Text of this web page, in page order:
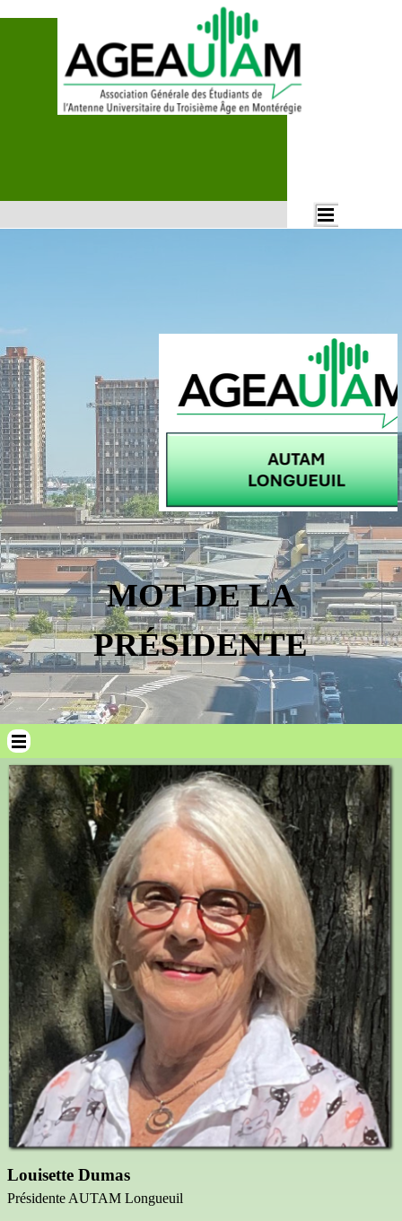
Rechercher
MOT DE LA
PRÉSIDENTE
Sauter le menu
Louisette Dumas
Présidente AUTAM Longueuil